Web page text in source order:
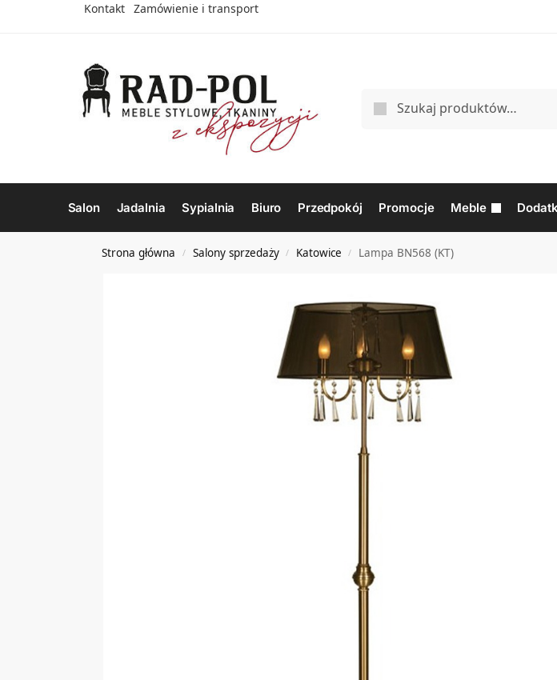
Kontakt Zamówienie i transport
Salon Jadalnia Sypialnia Biuro Przedpokój Promocje Meble
Strona główna / Salony sprzedaży / Katowice / Lampa BN568 (KT)